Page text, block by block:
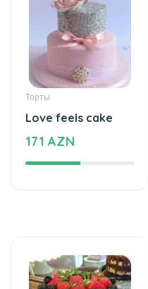
Торты
Love feels cake
171 AZN